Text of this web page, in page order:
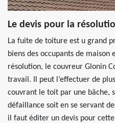
Le devis pour la
La fuite de toiture est u grand
biens des occupants de maison
résolution, le couvreur Glonin
travail. Il peut l’effectuer de
couvrant le toit par une bâche,
défaillance soit en se servant
il faut éditer un devis pour